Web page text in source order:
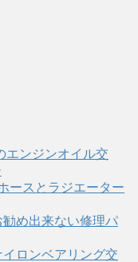
ンジンオイル交
ースとラジエーター
め出来ない修理パ
ロンベアリング交